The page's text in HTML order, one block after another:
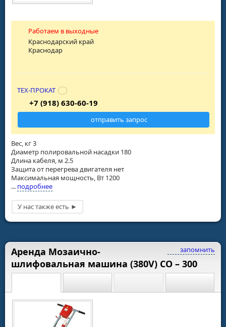
Вес, кг 3
Диаметр полировальной насадки 180
Длина кабеля, м 2.5
Защита от перегрева двигателя нет
Максимальная мощность, Вт 1200
... подробнее
Работаем в выходные
Краснодарский край
Краснодар
ТЕХ-ПРОКАТ
+7 (918) 630-60-19
отправить запрос
запомнить
Аренда Мозаично-
шлифовальная машина (380V) СО – 300